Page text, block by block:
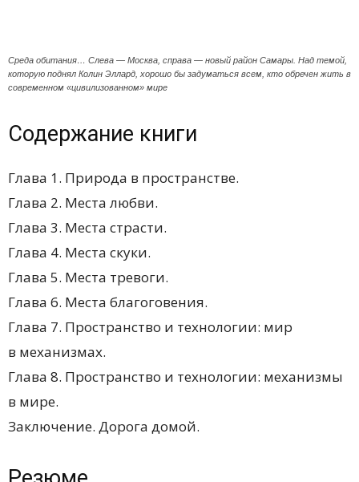
Среда обитания… Слева — Москва, справа — новый район Самары. Над темой,
которую поднял Колин Эллард, хорошо бы задуматься всем, кто обречен жить в
современном «цивилизованном» мире
Содержание книги
Глава 1. Природа в пространстве.
Глава 2. Места любви.
Глава 3. Места страсти.
Глава 4. Места скуки.
Глава 5. Места тревоги.
Глава 6. Места благоговения.
Глава 7. Пространство и технологии: мир
в механизмах.
Глава 8. Пространство и технологии: механизмы
в мире.
Заключение. Дорога домой.